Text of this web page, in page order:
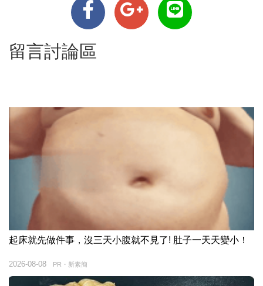
留言討論區
起床就先做件事，沒三天小腹就不見了! 肚子一天天變小！
PR・新素簡
2026-08-08